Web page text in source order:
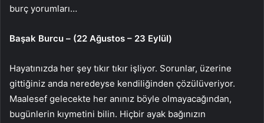
burç yorumları…
Başak Burcu – (22 Ağustos – 23 Eylül)
Hayatınızda her şey tıkır tıkır işliyor. Sorunlar, üzerine
gittiğiniz anda neredeyse kendiliğinden çözülüveriyor.
Maalesef gelecekte her anınız böyle olmayacağından,
bugünlerin kıymetini bilin. Hiçbir ayak bağınızın